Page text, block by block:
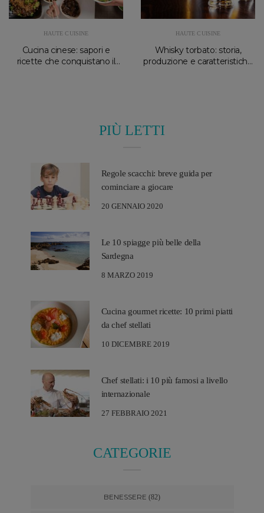
HAUTE CUISINE
Cucina cinese: sapori e
ricette che conquistano il
HAUTE CUISINE
Whisky torbato: storia,
produzione e caratteristiche
PIÙ LETTI
Regole scacchi: breve guida per
cominciare a giocare
20 GENNAIO 2020
Le 10 spiagge più belle della
Sardegna
8 MARZO 2019
Cucina gourmet ricette: 10 primi piatti
da chef stellati
10 DICEMBRE 2019
Chef stellati: i 10 più famosi a livello
internazionale
27 FEBBRAIO 2021
CATEGORIE
BENESSERE (82)